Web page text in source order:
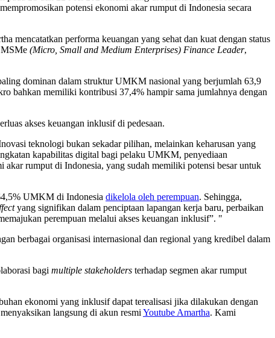
potensi ekonomi akar rumput di Indonesia secara
mencatatkan performa keuangan yang sehat dan kuat dengan status
(Micro, Small and Medium Enterprises) Finance Leader,
dominan dalam struktur UMKM nasional yang berjumlah 63,9
bahkan memiliki kontribusi 37,4% hampir sama jumlahnya dengan
akses keuangan inklusif di pedesaan.
teknologi bukan sekadar pilihan, melainkan keharusan yang
kapabilitas digital bagi pelaku UMKM, penyediaan
rumput di Indonesia, yang sudah memiliki potensi besar untuk
UMKM di Indonesia dikelola oleh perempuan. Sehingga,
yang signifikan dalam penciptaan lapangan kerja baru, perbaikan
perempuan melalui akses keuangan inklusif”. "
berbagai organisasi internasional dan regional yang kredibel dalam
bagi multiple stakeholders terhadap segmen akar rumput
ekonomi yang inklusif dapat terealisasi jika dilakukan dengan
langsung di akun resmiYoutube Amartha. Kami